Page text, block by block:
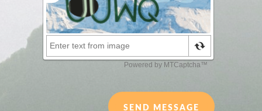
SEND MESSAGE